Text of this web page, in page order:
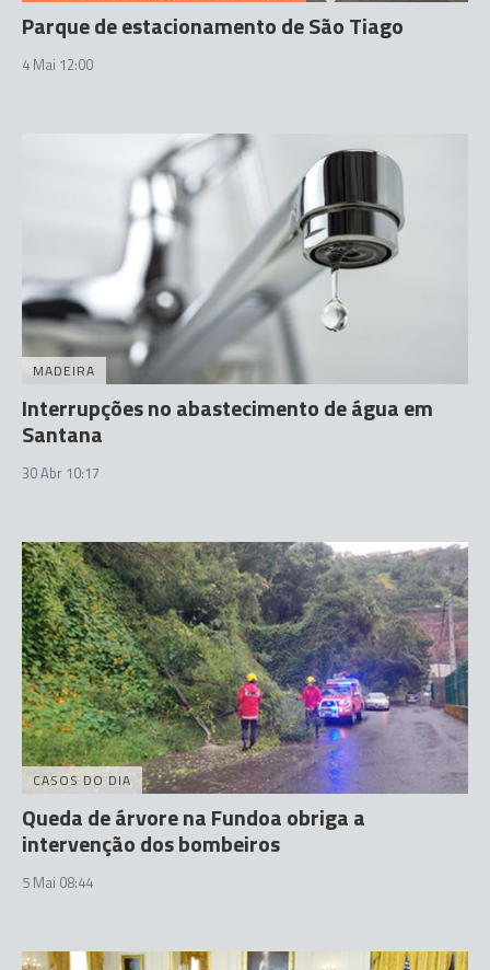
Parque de estacionamento de São Tiago
4 Mai 12:00
MADEIRA
Interrupções no abastecimento de água em
Santana
30 Abr 10:17
CASOS DO DIA
Queda de árvore na Fundoa obriga a
intervenção dos bombeiros
5 Mai 08:44